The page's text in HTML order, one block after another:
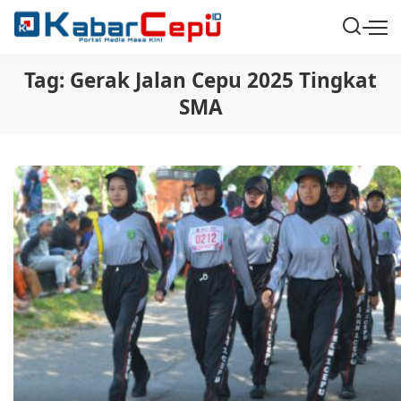
Tag: Gerak Jalan Cepu 2025 Tingkat
SMA